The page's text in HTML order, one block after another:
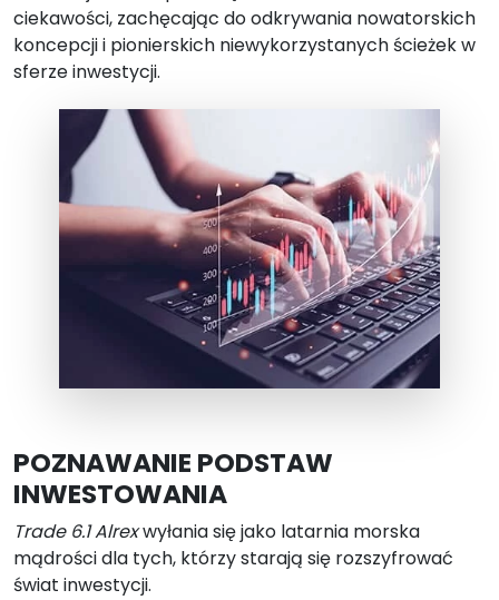
ciekawości, zachęcając do odkrywania nowatorskich
koncepcji i pionierskich niewykorzystanych ścieżek w
sferze inwestycji.
POZNAWANIE PODSTAW
INWESTOWANIA
Trade 6.1 Alrexwyłania się jako latarnia morska
mądrości dla tych, którzy starają się rozszyfrować
świat inwestycji.